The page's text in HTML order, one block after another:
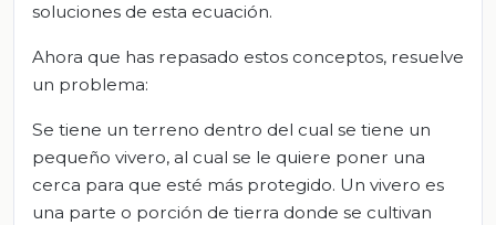
soluciones de esta ecuación.
Ahora que has repasado estos conceptos, resuelve
un problema:
Se tiene un terreno dentro del cual se tiene un
pequeño vivero, al cual se le quiere poner una
cerca para que esté más protegido. Un vivero es
una parte o porción de tierra donde se cultivan